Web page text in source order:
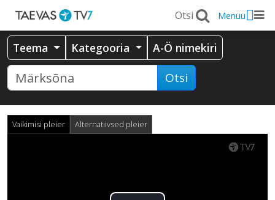
Menüü
Teema Kategooria A-Ö nimekiri
Otsi
Vaikimisi pleier Alternatiivsed pleier